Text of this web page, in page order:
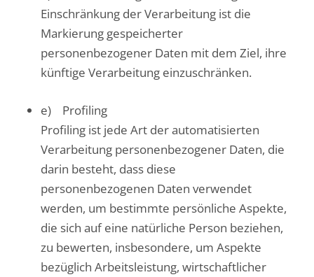
Einschränkung der Verarbeitung ist die
Markierung gespeicherter
personenbezogener Daten mit dem Ziel, ihre
künftige Verarbeitung einzuschränken.
e) Profiling
Profiling ist jede Art der automatisierten
Verarbeitung personenbezogener Daten, die
darin besteht, dass diese
personenbezogenen Daten verwendet
werden, um bestimmte persönliche Aspekte,
die sich auf eine natürliche Person beziehen,
zu bewerten, insbesondere, um Aspekte
bezüglich Arbeitsleistung, wirtschaftlicher